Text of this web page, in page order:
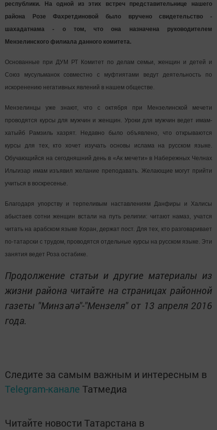
республики. На одной из этих встреч представительнице нашего
района Розе Фахретдиновой было вручено свидетельство -
шахадатнама - о том, что она назначена руководителем
Мензелинского филиала данного комитета.
Основанные при ДУМ РТ Комитет по делам семьи, женщин и детей и
Союз мусульманок совместно с муфтиятами ведут деятельность по
искоренению негативных явлений в нашем обществе.
Мензелинцы уже знают, что с октября при Мензелинской мечети
проводятся курсы для мужчин и женщин. Уроки для мужчин ведет имам-
хатыйб Рамзиль хазрят. Недавно было объявлено, что открываются
курсы для тех, кто хочет изучать основы ислама на русском языке.
Обучающийся на сегодняшний день в «Ак мечети» в Набережных Челнах
Ильгизар имам изъявил желание преподавать. Желающие могут прийти
учиться в воскресенье.
Благодаря упорству и терпеливым наставлениям Данфиры и Халисы
абыстаев сотни женщин встали на путь религии: читают намаз, учатся
читать на арабском языке Коран, держат пост. Для тех, кто разговаривает
по-татарски с трудом, проводятся отдельные курсы на русском языке. Эти
занятия ведет Роза остабике.
Продолжение статьи и другие материалы из
жизни района читайте на страницах районной
газеты "Минзәлә"-"Мензеля" от 13 апреля 2016
года.
Следите за самым важным и интересным в
Telegram-канале Татмедиа
Читайте новости Татарстана в